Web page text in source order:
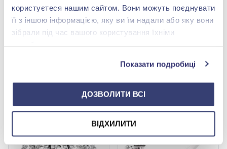
користуєтеся нашим сайтом. Вони можуть поєднувати
її з іншою інформацією, яку ви їм надали або яку вони
зібрали під час вашого користування їхніми
Показати подробиці
ДОЗВОЛИТИ ВСІ
ВІДХИЛИТИ
Каблучка-доріжка з
білого золота 750° з
діамантами 0,33ct, арт.
3-37164
99 066,00 грн
49 533,00 грн
Каблучка-доріжка з
білого золота 750° з
діамантами 0,96ct, арт.
3-03934
319 714,00 грн
159 857,00 грн
Купити
-50%